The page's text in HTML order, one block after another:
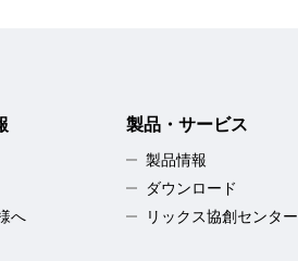
へ
製品・サービス
製品情報
ダウンロード
リックス協創センター